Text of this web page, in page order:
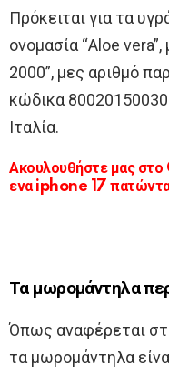
Πρόκειται για τα
ονομασία “Aloe
2000”, μες αριθμό
κώδικα
Ιταλία.
Ακουλουθήστε μας στο
ενα iphone 17
Τα μωρομάντηλα
Όπως αναφέρεται
τα μωρομάντηλα